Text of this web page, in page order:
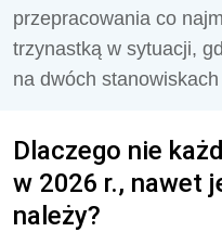
przepracowania co
trzynastką w sytuacji,
na dwóch
Dlaczego nie
w 2026 r., nawet
należy?